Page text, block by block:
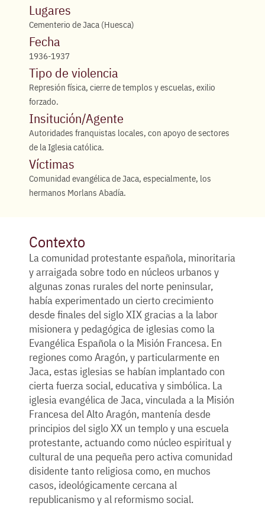
Lugares
Cementerio de Jaca (Huesca)
Fecha
1936-1937
Tipo de violencia
Represión física, cierre de templos y escuelas, exilio
forzado.
Insitución/Agente
Autoridades franquistas locales, con apoyo de sectores
de la Iglesia católica.
Víctimas
Comunidad evangélica de Jaca, especialmente, los
hermanos Morlans Abadía.
Contexto
La comunidad protestante española, minoritaria
y arraigada sobre todo en núcleos urbanos y
algunas zonas rurales del norte peninsular,
había experimentado un cierto crecimiento
desde finales del siglo XIX gracias a la labor
misionera y pedagógica de iglesias como la
Evangélica Española o la Misión Francesa. En
regiones como Aragón, y particularmente en
Jaca, estas iglesias se habían implantado con
cierta fuerza social, educativa y simbólica. La
iglesia evangélica de Jaca, vinculada a la Misión
Francesa del Alto Aragón, mantenía desde
principios del siglo XX un templo y una escuela
protestante, actuando como núcleo espiritual y
cultural de una pequeña pero activa comunidad
disidente tanto religiosa como, en muchos
casos, ideológicamente cercana al
republicanismo y al reformismo social.